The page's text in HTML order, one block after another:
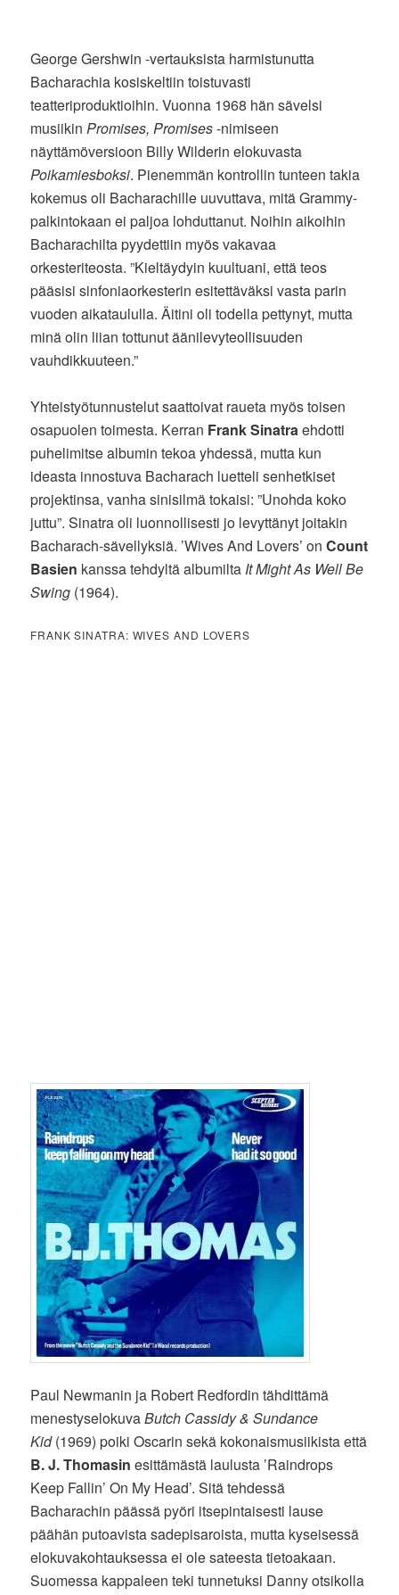
George Gershwin -vertauksista harmistunutta
Bacharachia kosiskeltiin toistuvasti
teatteriproduktioihin. Vuonna 1968 hän sävelsi
musiikinPromises, Promises-nimiseen
näyttämöversioon Billy Wilderin elokuvasta
Poikamiesboksi. Pienemmän kontrollin tunteen takia
kokemus oli Bacharachille uuvuttava, mitä Grammy-
palkintokaan ei paljoa lohduttanut. Noihin aikoihin
Bacharachilta pyydettiin myös vakavaa
orkesteriteosta. ”Kieltäydyin kuultuani, että teos
pääsisi sinfoniaorkesterin esitettäväksi vasta parin
vuoden aikataululla. Äitini oli todella pettynyt, mutta
minä olin liian tottunut äänilevyteollisuuden
vauhdikkuuteen.”
Yhteistyötunnustelut saattoivat raueta myös toisen
osapuolen toimesta. Kerran Frank Sinatraehdotti
puhelimitse albumin tekoa yhdessä, mutta kun
ideasta innostuva Bacharach luetteli senhetkiset
projektinsa, vanha sinisilmä tokaisi: ”Unohda koko
juttu”. Sinatra oli luonnollisesti jo levyttänyt joitakin
Bacharach-sävellyksiä. ’Wives And Lovers’ onCount
Basien kanssa tehdyltä albumilta It Might As Well Be
Swing (1964).
FRANK SINATRA: WIVES AND LOVERS
Paul Newmanin ja Robert Redfordin tähdittämä
menestyselokuvaButch Cassidy & Sundance
Kid(1969) poiki Oscarin sekä kokonaismusiikista että
B. J. Thomasin esittämästä laulusta ’Raindrops
Keep Fallin’ On My Head’. Sitä tehdessä
Bacharachin päässä pyöri itsepintaisesti lause
päähän putoavista sadepisaroista, mutta kyseisessä
elokuvakohtauksessa ei ole sateesta tietoakaan.
Suomessa kappaleen teki tunnetuksi Danny otsikolla